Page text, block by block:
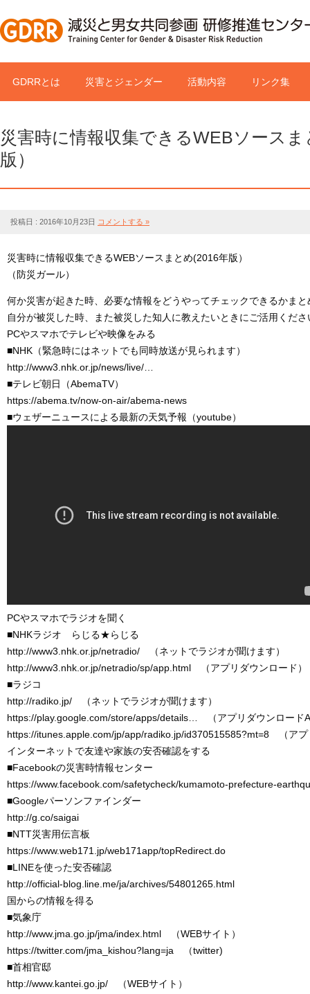
GDRRとは 災害とジェンダー 活動内容 リンク集
災害時に情報収集できるWEBソース
版）
投稿日 : 2016年10月23日 コメントする »
災害時に情報収集できるWEBソースまとめ(2016年版）
（防災ガール）
何か災害が起きた時、必要な情報をどうやってチェックできるかまと
自分が被災した時、また被災した知人に教えたいときにご活用くださ
PCやスマホでテレビや映像をみる
■NHK（緊急時にはネットでも同時放送が見られます）
http://www3.nhk.or.jp/news/live/…
■テレビ朝日（AbemaTV）
https://abema.tv/now-on-air/abema-news
■ウェザーニュースによる最新の天気予報（youtube）
PCやスマホでラジオを聞く
■NHKラジオ らじる★らじる
http://www3.nhk.or.jp/netradio/ （ネットでラジオが聞けます）
http://www3.nhk.or.jp/netradio/sp/app.html （アプリダウンロード）
■ラジコ
http://radiko.jp/ （ネットでラジオが聞けます）
https://play.google.com/store/apps/details… （アプリダウンロード
https://itunes.apple.com/jp/app/radiko.jp/id370515585?mt=8 （ア
インターネットで友達や家族の安否確認をする
■Facebookの災害時情報センター
https://www.facebook.com/safetycheck/kumamoto-prefecture-
■Googleパーソンファインダー
http://g.co/saigai
■NTT災害用伝言板
https://www.web171.jp/web171app/topRedirect.do
■LINEを使った安否確認
http://official-blog.line.me/ja/archives/54801265.html
国からの情報を得る
■気象庁
http://www.jma.go.jp/jma/index.html （WEBサイト）
https://twitter.com/jma_kishou?lang=ja （twitter)
■首相官邸
http://www.kantei.go.jp/ （WEBサイト）